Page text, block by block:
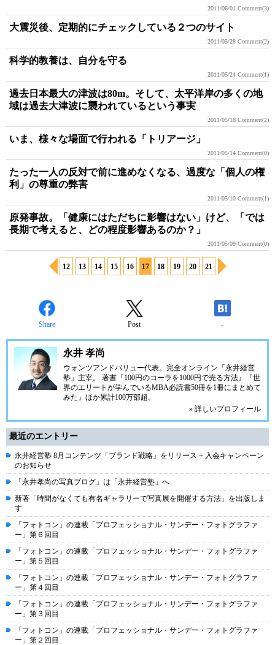
2011/06/01 Comment(3)
大震災後、定期的にチェックしている２つのサイト
2011/05/28 Comment(2)
科学的教養は、自分を守る
2011/05/24 Comment(1)
過去日本最大の津波は80m。そして、太平洋岸の多くの地
域は過去大津波に襲われているという事実
2011/05/18 Comment(2)
いま、様々な場面で行われる「トリアージ」
2011/05/14 Comment(0)
たった一人の反対で前に進めなくなる、過度な「個人の権
利」の尊重の弊害
2011/05/10 Comment(1)
原発事故。「健康にはただちに影響はない」けど、「では
長期で考えると、どの程度影響あるのか？」
2011/05/09 Comment(0)
12 13 14 15 16 17 18 19 20 21
Share Post -
永井 孝尚
ウォンツアンドバリュー代表。完全オンライン「永井経営
塾」主宰。 著書『100円のコーラを1000円で売る方法』『世
界のエリートが学んでいるMBA必読書50冊を1冊にまとめて
みた』ほか累計100万部超。
» 詳しいプロフィール
最近のエントリー
永井経営塾 8月コンテンツ「ブランド戦略」をリリース + 入会キャンペーン
のお知らせ
「永井孝尚の写真ブログ」は「永井経営塾」へ
新著「時間がなくても有名ギャラリーで写真展を開催する方法」を出版しま
す
「フォトコン」の連載「プロフェッショナル・サンデー・フォトグラファ
ー」第６回目
「フォトコン」の連載「プロフェッショナル・サンデー・フォトグラファ
ー」第５回目
「フォトコン」の連載「プロフェッショナル・サンデー・フォトグラファ
ー」第４回目
「フォトコン」の連載「プロフェッショナル・サンデー・フォトグラファ
ー」第３回目
「フォトコン」の連載「プロフェッショナル・サンデー・フォトグラファ
ー」第２回目